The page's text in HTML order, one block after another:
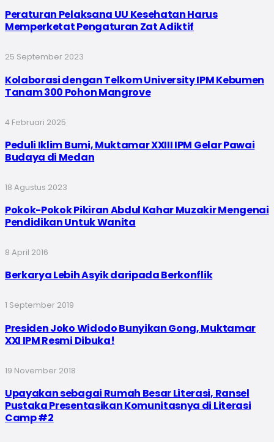
Peraturan Pelaksana UU Kesehatan Harus
Memperketat Pengaturan Zat Adiktif
25 September 2023
Kolaborasi dengan Telkom University IPM Kebumen
Tanam 300 Pohon Mangrove
4 Februari 2025
Peduli Iklim Bumi, Muktamar XXIII IPM Gelar Pawai
Budaya di Medan
18 Agustus 2023
Pokok-Pokok Pikiran Abdul Kahar Muzakir Mengenai
Pendidikan Untuk Wanita
8 April 2016
Berkarya Lebih Asyik daripada Berkonflik
1 September 2019
Presiden Joko Widodo Bunyikan Gong, Muktamar
XXI IPM Resmi Dibuka!
19 November 2018
Upayakan sebagai Rumah Besar Literasi, Ransel
Pustaka Presentasikan Komunitasnya di Literasi
Camp #2